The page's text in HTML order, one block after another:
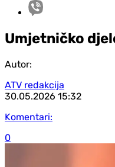
Umjetničko
Autor:
ATV redakcija
30.05.2026 15:32
Komentari:
0